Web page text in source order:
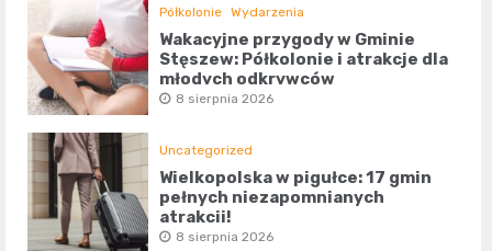
Półkolonie Wydarzenia
Wakacyjne przygody w Gminie
Stęszew: Półkolonie i atrakcje dla
młodych odkrywców
8 sierpnia 2026
Uncategorized
Wielkopolska w pigułce: 17 gmin
pełnych niezapomnianych
atrakcji!
8 sierpnia 2026